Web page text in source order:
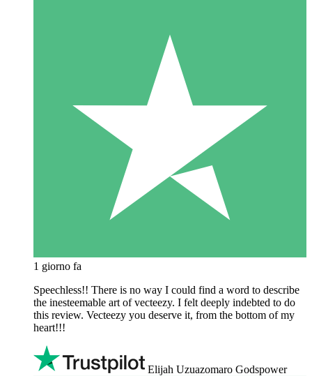
1 giorno fa
Speechless!! There is no way I could find a word to describe
the inesteemable art of vecteezy. I felt deeply indebted to do
this review. Vecteezy you deserve it, from the bottom of my
heart!!!
Elijah Uzuazomaro Godspower